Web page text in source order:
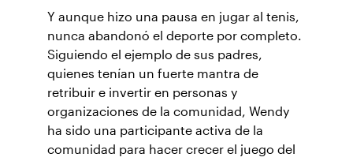
Y aunque hizo una pausa en jugar al tenis,
nunca abandonó el deporte por completo.
Siguiendo el ejemplo de sus padres,
quienes tenían un fuerte mantra de
retribuir e invertir en personas y
organizaciones de la comunidad, Wendy
ha sido una participante activa de la
comunidad para hacer crecer el juego del